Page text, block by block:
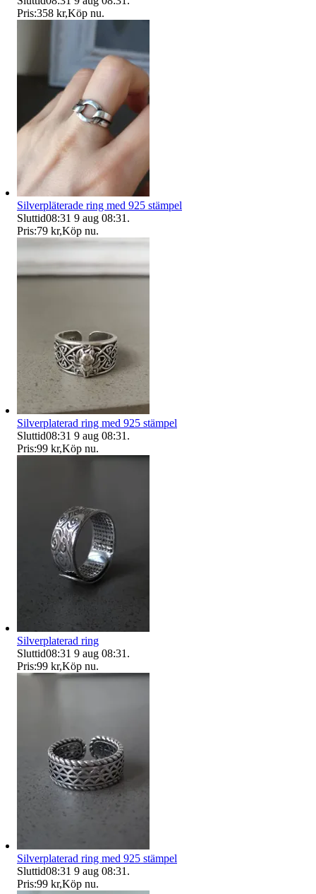
Pris:358 kr,Köp nu.
Silverpläterade ring med 925 stämpel
Sluttid08:31 9 aug 08:31 .
Pris:79 kr,Köp nu.
Silverplaterad ring med 925 stämpel
Sluttid08:31 9 aug 08:31 .
Pris:99 kr,Köp nu.
Silverplaterad ring
Sluttid08:31 9 aug 08:31 .
Pris:99 kr,Köp nu.
Silverplaterad ring med 925 stämpel
Sluttid08:31 9 aug 08:31 .
Pris:99 kr,Köp nu.